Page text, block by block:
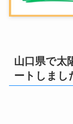
山口県で太
ートしまし